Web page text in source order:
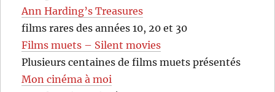
Ann Harding’s Treasures
films rares des années 10, 20 et 30
Films muets – Silent movies
Plusieurs centaines de films muets présentés
Mon cinéma à moi